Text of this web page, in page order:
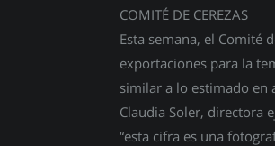
COMITÉ DE CEREZAS
Esta semana, el Comité
exportaciones para la
similar a lo estimado en
Claudia Soler, directora
“esta cifra es una